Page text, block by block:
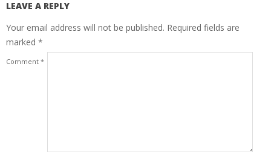
LEAVE A REPLY
Your email address will not be published. Required fields are
marked *
Comment *